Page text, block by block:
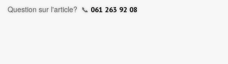
Question sur l'article? 📞 061 263 92 08